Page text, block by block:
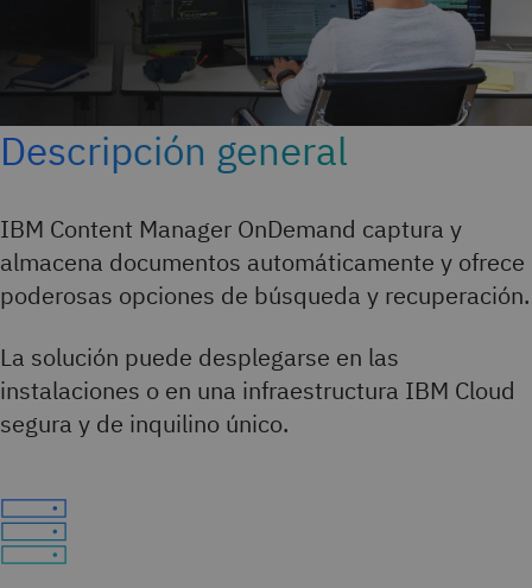
Descripción general
IBM Content Manager OnDemand captura y
almacena documentos automáticamente y ofrece
poderosas opciones de búsqueda y recuperación.
La solución puede desplegarse en las
instalaciones o en una infraestructura IBM Cloud
segura y de inquilino único.